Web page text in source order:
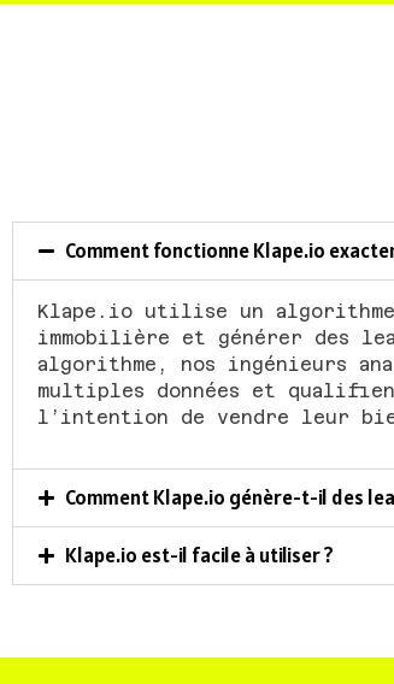
Comment fonctionne Klape.io
Klape.io utilise un algorithme
immobilière et générer des
algorithme, nos ingénieurs
multiples données et
l’intention de vendre leur
Comment Klape.io génère-t-il des
Klape.io est-il facile à utiliser ?